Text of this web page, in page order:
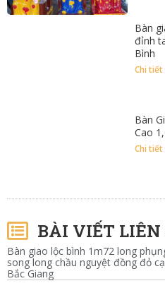
Bàn
đỉnh
Bình
Chi tiết
Bàn
Cao
Chi tiết
BÀI VIẾT LIÊN
Bàn giao lộc bình 1m72 long
song long chầu nguyệt đồng đỏ
Bắc Giang